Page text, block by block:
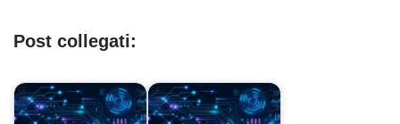
Post collegati: